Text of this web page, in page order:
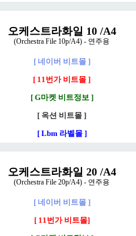
오케스트라화일 10 /A4
(Orchestra File 10p/A4) - 연주용
[ 네이버 비트몰 ]
[ 11번가 비트몰 ]
[ G마켓 비트정보 ]
[ 옥션 비트몰 ]
[ Lbm 라벨몰 ]
오케스트라화일 20 /A4
(Orchestra File 20p/A4) - 연주용
[ 네이버 비트몰 ]
[ 11번가 비트몰]